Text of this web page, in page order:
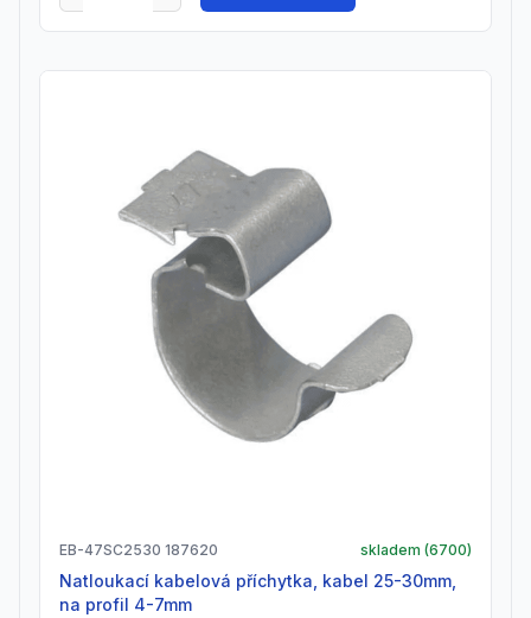
EB-47SC2530 187620 skladem (6700)
natloukací kabelová příchytka, kabel 25-30mm,
na profil 4-7mm